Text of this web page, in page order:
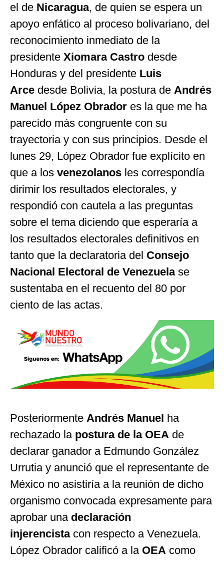
el de Nicaragua, de quien se espera un
apoyo enfático al proceso bolivariano, del
reconocimiento inmediato de la
presidente Xiomara Castro desde
Honduras y del presidente Luis
Arce desde Bolivia, la postura de Andrés
Manuel López Obrador es la que me ha
parecido más congruente con su
trayectoria y con sus principios. Desde el
lunes 29, López Obrador fue explícito en
que a los venezolanos les correspondía
dirimir los resultados electorales, y
respondió con cautela a las preguntas
sobre el tema diciendo que esperaría a
los resultados electorales definitivos en
tanto que la declaratoria del Consejo
Nacional Electoral de Venezuelase
sustentaba en el recuento del 80 por
ciento de las actas.
Posteriormente Andrés Manuel ha
rechazado la postura de la OEA de
declarar ganador a Edmundo González
Urrutia y anunció que el representante de
México no asistiría a la reunión de dicho
organismo convocada expresamente para
aprobar una declaración
injerencistacon respecto a Venezuela.
López Obrador calificó a la OEA como